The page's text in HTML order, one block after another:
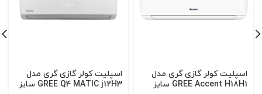
اسپلیت کولر گازی گری مدل
GREE Accent H18H1 سایز
اسپلیت کولر گازی گری مدل
GREE Q4 MATIC j12H3 سایز